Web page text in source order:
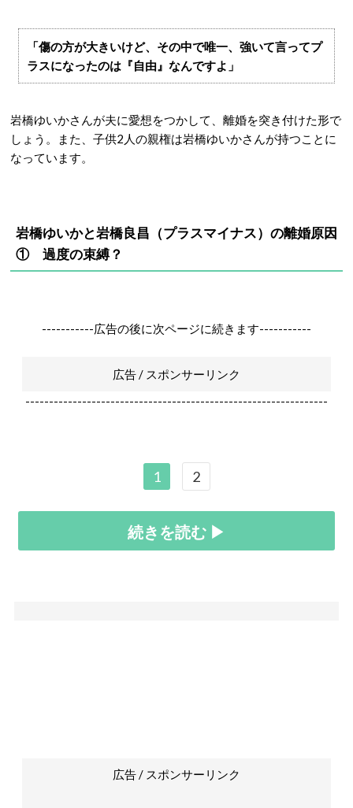
「傷の方が大きいけど、その中で唯一、強いて言ってプ
ラスになったのは『自由』なんですよ」
岩橋ゆいかさんが夫に愛想をつかして、離婚を突き付けた形で
しょう。また、子供2人の親権は岩橋ゆいかさんが持つことに
なっています。
岩橋ゆいかと岩橋良昌（プラスマイナス）の離婚原因
① 過度の束縛？
-----------広告の後に次ページに続きます-----------
広告 / スポンサーリンク
----------------------------------------------------------------
1 2
続きを読む ▶
広告 / スポンサーリンク